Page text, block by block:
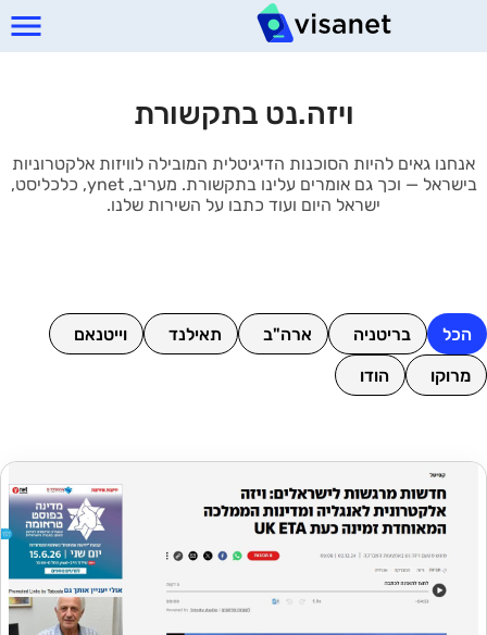
ויזה.נט בתקשורת
אנחנו גאים להיות הסוכנות הדיגיטלית המובילה לוויזות אלקטרוניות
בישראל — וכך גם אומרים עלינו בתקשורת. מעריב, ynet, כלכליסט,
ישראל היום ועוד כתבו על השירות שלנו.
הכל בריטניה ארה"ב תאילנד
וייטנאם
מרוקו
הודו